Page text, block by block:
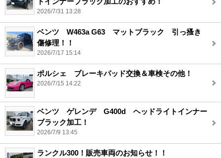
2026/7/31 13:28
ベンツ W463a G63 マットブラック 引っ搔き
傷修理！！
2026/7/17 15:14
ポルシェ ブレーキパッド交換＆車検その他！
2026/7/15 14:22
ベンツ ゲレンデ G400d ヘッドライトインナー
ブラック加工！
2026/7/9 13:45
ランクル300！販売車両のお知らせ！！